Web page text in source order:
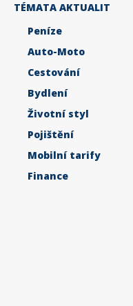
TÉMATA AKTUALIT
Peníze
Auto-Moto
Cestování
Bydlení
Životní styl
Pojištění
Mobilní tarify
Finance